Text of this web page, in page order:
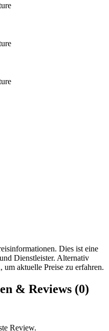
Dies ist eine
Dienstleister. Alternativ
um aktuelle Preise zu erfahren.
& Reviews (0)
Review.